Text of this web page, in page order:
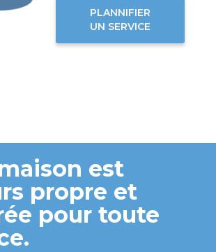
PLANNIFIER
UN SERVICE
est
propre et
pour toute